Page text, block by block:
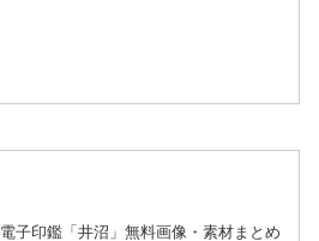
電子印鑑「井沼」無料画像・素材まとめ